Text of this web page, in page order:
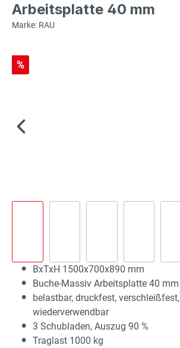
Arbeitsplatte 40 mm
Marke: RAU
%
BxTxH 1500x700x890 mm
Buche-Massiv Arbeitsplatte 40 mm
belastbar, druckfest, verschleißfest,
wiederverwendbar
3 Schubladen, Auszug 90 %
Traglast 1000 kg